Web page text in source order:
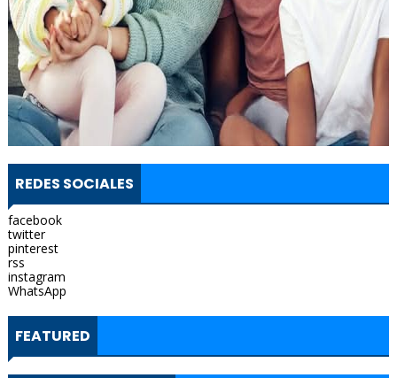
REDES SOCIALES
facebook
twitter
pinterest
rss
instagram
WhatsApp
FEATURED